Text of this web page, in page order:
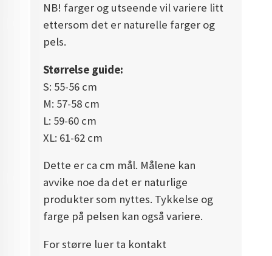
NB! farger og utseende vil variere litt
ettersom det er naturelle farger og
pels.
Størrelse guide:
S: 55-56 cm
M: 57-58 cm
L: 59-60 cm
XL: 61-62 cm
Dette er ca cm mål. Målene kan
avvike noe da det er naturlige
produkter som nyttes. Tykkelse og
farge på pelsen kan også variere.
For større luer ta kontakt